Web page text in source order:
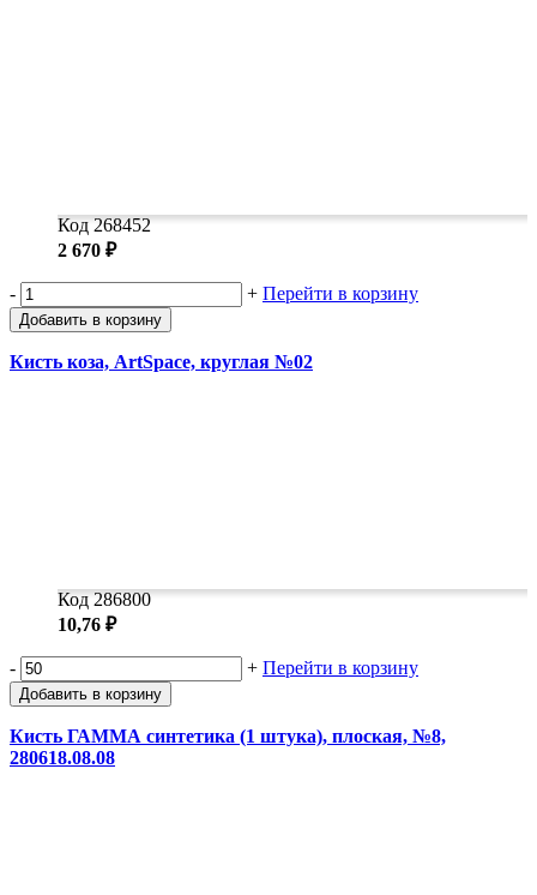
Код 268452
2 670 ₽
- + Перейти в корзину
Добавить в корзину
Кисть коза, ArtSpace, круглая №02
Код 286800
10,76 ₽
- + Перейти в корзину
Добавить в корзину
Кисть ГАММА синтетика (1 штука), плоская, №8,
280618.08.08